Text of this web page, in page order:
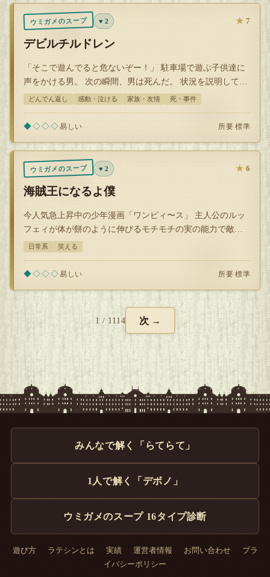
ウミガメのスープ ♥ 2 ★ 7
デビルチルドレン
「そこで遊んでると危ないぞー！」 駐車場で遊ぶ子供達に
声をかける男。 次の瞬間、男は死んだ。 状況を説明してく
ださい。
どんでん返し 感動・泣ける 家族・友情 死・事件
◆◇◇◇易しい 所要 標準
ウミガメのスープ ♥ 2 ★ 6
海賊王になるよ僕
今人気急上昇中の少年漫画「ワンピィ〜ス」 主人公のルッ
フェィが体が餅のように伸びるモチモチの実の能力で敵と
闘う。 現在単行本が3巻まで発行さ…
日常系 笑える
◆◇◇◇易しい 所要 標準
1 / 1114 次 →
みんなで解く「らてらて」
1人で解く「デボノ」
ウミガメのスープ 16タイプ診断
遊び方・ ラテシンとは 実績・ 運営者情報 お問い合わせ・
プラ
イバシーポリシー